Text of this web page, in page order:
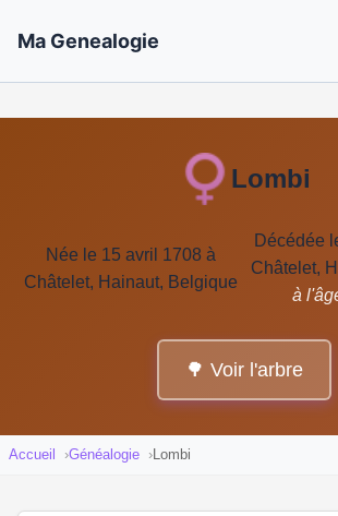
Ma Genealogie
Lombi
Née le 15 avril 1708 à
Châtelet, Hainaut, Belgique
Décédée
Châtelet,
à
🌳 Voir l'arbre
Accueil Généalogie Lombi